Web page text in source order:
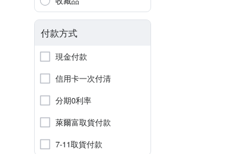
付款方式
現金付款
信用卡一次付清
分期0利率
萊爾富取貨付款
7-11取貨付款